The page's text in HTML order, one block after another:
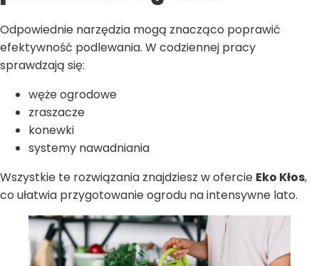
Odpowiednie narzędzia mogą znacząco poprawić
efektywność podlewania. W codziennej pracy
sprawdzają się:
węże ogrodowe
zraszacze
konewki
systemy nawadniania
Wszystkie te rozwiązania znajdziesz w ofercie Eko Kłos,
co ułatwia przygotowanie ogrodu na intensywne lato.